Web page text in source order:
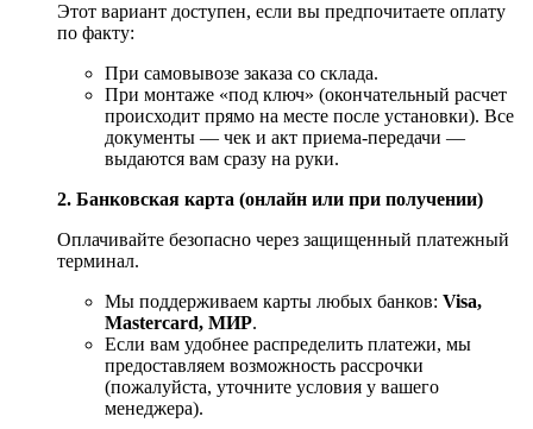
Этот вариант доступен, если вы предпочитаете оплату
по факту:
При самовывозе заказа со склада.
При монтаже «под ключ» (окончательный расчет
происходит прямо на месте после установки). Все
документы — чек и акт приема-передачи —
выдаются вам сразу на руки.
2. Банковская карта (онлайн или при получении)
Оплачивайте безопасно через защищенный платежный
терминал.
Мы поддерживаем карты любых банков: Visa,
Mastercard, МИР.
Если вам удобнее распределить платежи, мы
предоставляем возможность рассрочки
(пожалуйста, уточните условия у вашего
менеджера).